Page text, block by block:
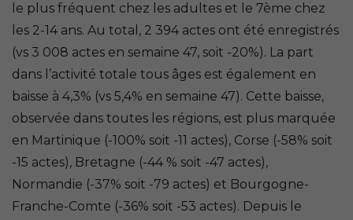
le plus fréquent chez les adultes et le 7ème chez
les 2-14 ans. Au total, 2 394 actes ont été enregistrés
(vs 3 008 actes en semaine 47, soit -20%). La part
dans l’activité totale tous âges est également en
baisse à 4,3% (vs 5,4% en semaine 47). Cette baisse,
observée dans toutes les régions, est plus marquée
en Martinique (-100% soit -11 actes), Corse (-58% soit
-15 actes), Bretagne (-44 % soit -47 actes),
Normandie (-37% soit -79 actes) et Bourgogne-
Franche-Comte (-36% soit -53 actes). Depuis le